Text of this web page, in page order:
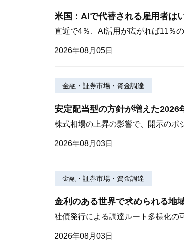
米国：AIで代替される雇用者は
直近で4％、AI活用が広がれば11％
2026年08月05日
金融・証券市場・資金調達
安定配当型の方針が増えた2026
株式相場の上昇の影響で、開示のポ
2026年08月03日
金融・証券市場・資金調達
金利のある世界で求められる地
社債発行による調達ルート多様化の
2026年08月03日